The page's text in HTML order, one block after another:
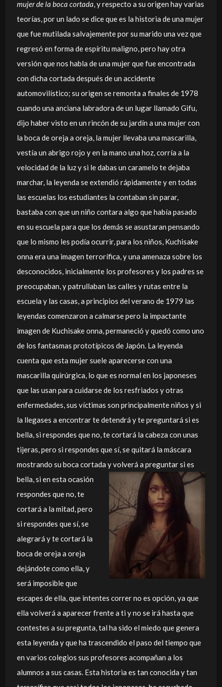
mujer de la boca cortada, y respecto a su origen hay varias
teorías, por un lado se dice que es la historia de una mujer
que fue mutilada salvajemente por su marido una vez que
regresó en forma de espíritu maligno, pero hay otra
versión que nos habla de una mujer que fue encontrada
con dicha cortada después de un accidente
automovilístico; su origen se remonta a finales de 1978
cuando una anciana labradora de un lugar llamado Gifu,
dijo haber visto en un rincón de su jardín a una mujer con
la boca de oreja a oreja, la mujer llevaba una mascarilla,
vestía un abrigo rojo y en la mano una hoz, corría a la
velocidad de la luz y si le dabas un caramelo te dejaba
marchar, la leyenda se extendió rápidamente y en todas
las escuelas los estudiantes la contaban sin parar,
bastaba con que un niño contara algo que había pasado
en su escuela para que los demás se asustaran pensando
que lo mismo les podía ocurrir, para los niños, Kuchisake
onna era una imagen terrorífica, y una amenaza sobre los
desconocidos, inicialmente los profesores y los padres se
preocupaban, y patrullaban las calles y rutas entre la
escuela y las casas, a principios del verano de 1979 las
leyendas comenzaron a calmarse pero la impactante
imagen de Kuchisake onna, permaneció y quedó como uno
de los fantasmas prototípicos de Japón. La leyenda
cuenta que esta mujer suele aparecerse con una
mascarilla quirúrgica, lo que es normal en los japoneses
que las usan para cuidarse de los resfriados y otras
enfermedades, sus víctimas son principalmente niños y si
la llegases a encontrar te detendrá y te preguntará si es
bella, si respondes que no, te cortará la cabeza con unas
tijeras, pero si respondes que sí, se quitará la máscara
mostrando su boca cortada y volverá a preguntarsi es
bella, si en esta ocasión
respondes que no, te
cortará a la mitad, pero
si respondes que sí, se
alegrará y te cortará la
boca de oreja a oreja
dejándote como ella, y
será imposible que
escapes de ella, que intentes correr no es opción, ya que
ella volverá a aparecer frente a ti y no se irá hasta que
contestes a su pregunta, tal ha sido el miedo que genera
esta leyenda y que ha trascendido el paso del tiempo que
en varios colegios sus profesores acompañan a los
alumnos a sus casas. Esta historia es tan conocida y tan